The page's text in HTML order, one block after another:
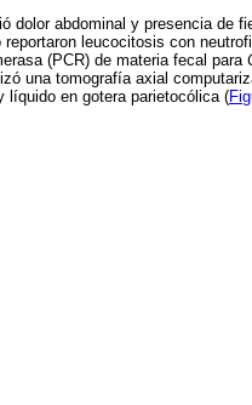
abdominal y presencia de
leucocitosis con
(PCR) de materia fecal para
una tomografía axial
líquido en gotera parietocólica (